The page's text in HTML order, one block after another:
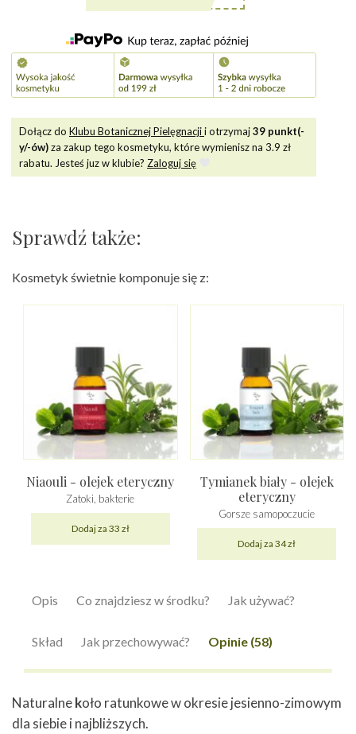
Dołącz do Klubu Botanicznej Pielęgnacjii otrzymaj39 punkt(-
y/-ów)za zakup tego kosmetyku, które wymienisz na 3.9 zł
rabatu. Jesteś juz w klubie? Zaloguj się
Sprawdź także:
Kosmetyk świetnie komponuje się z:
Niaouli - olejek eteryczny
Zatoki, bakterie
Dodaj za 33 zł
Tymianek biały - olejek
eteryczny
Gorsze samopoczucie
Dodaj za 34 zł
Opis Co znajdziesz w środku? Jak używać?
Skład Jak przechowywać? Opinie (58)
Naturalnekoło ratunkowew okresie jesienno-zimowym
dla siebie i najbliższych.